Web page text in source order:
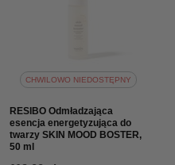
CHWILOWO NIEDOSTĘPNY
RESIBO Odmładzająca
esencja energetyzująca do
twarzy SKIN MOOD BOSTER,
50 ml